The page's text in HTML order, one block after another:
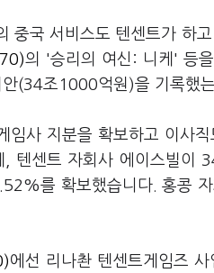
중국 서비스도 텐센트가 하
의 '승리의 여신: 니케' 등
(34조1000억원)을 기록했
임사 지분을 확보하고 이사
텐센트 자회사 에이스빌이
를 확보했습니다. 홍콩
에선 리나촨 텐센트게임즈